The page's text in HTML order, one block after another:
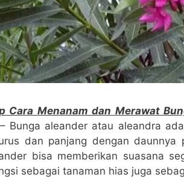
Cara Menanam dan Merawat
– Bunga aleander atau aleandra
dan panjang dengan daunnya
bisa memberikan suasana
sebagai tanaman hias juga